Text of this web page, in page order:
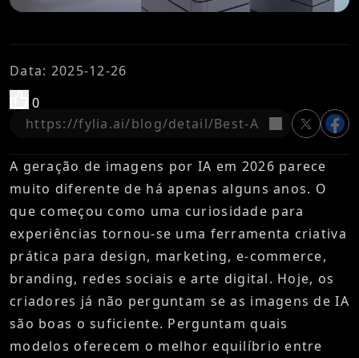
Data: 2025-12-26
0
copiar
A geração de imagens por IA em 2026 parece
muito diferente de há apenas alguns anos. O
que começou como uma curiosidade para
experiências tornou-se uma ferramenta criativa
prática para design, marketing, e-commerce,
branding, redes sociais e arte digital. Hoje, os
criadores já não perguntam se as imagens de IA
são boas o suficiente. Perguntam quais
modelos oferecem o melhor equilíbrio entre